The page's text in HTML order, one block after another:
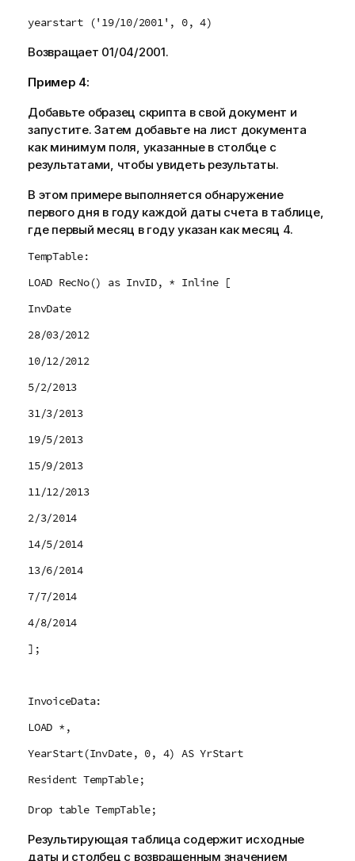
yearstart ('19/10/2001', 0, 4)
Возвращает 01/04/2001.
Пример 4:
Добавьте образец скрипта в свой документ и
запустите. Затем добавьте на лист документа
как минимум поля, указанные в столбце с
результатами, чтобы увидеть результаты.
В этом примере выполняется обнаружение
первого дня в году каждой даты счета в таблице,
где первый месяц в году указан как месяц 4.
TempTable:
LOAD RecNo() as InvID, * Inline [
InvDate
28/03/2012
10/12/2012
5/2/2013
31/3/2013
19/5/2013
15/9/2013
11/12/2013
2/3/2014
14/5/2014
13/6/2014
7/7/2014
4/8/2014
];
InvoiceData:
LOAD *,
YearStart(InvDate, 0, 4) AS YrStart
Resident TempTable;
Drop table TempTable;
Результирующая таблица содержит исходные
даты и столбец с возвращенным значением